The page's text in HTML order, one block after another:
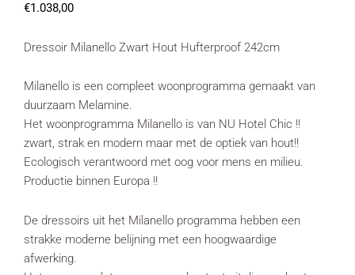
€1.038,00
Dressoir Milanello Zwart Hout Hufterproof 242cm
Milanello is een compleet woonprogramma gemaakt van
duurzaam Melamine.
Het woonprogramma Milanello is van NU Hotel Chic !!
zwart, strak en modern maar met de optiek van hout!!
Ecologisch verantwoord met oog voor mens en milieu.
Productie binnen Europa !!
De dressoirs uit het Milanello programma hebben een
strakke moderne belijning met een hoogwaardige
afwerking.